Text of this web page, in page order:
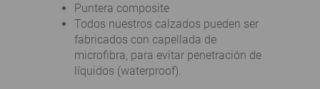
Puntera composite
Todos nuestros calzados pueden ser
fabricados con capellada de
microfibra, para evitar penetración de
líquidos (waterproof).